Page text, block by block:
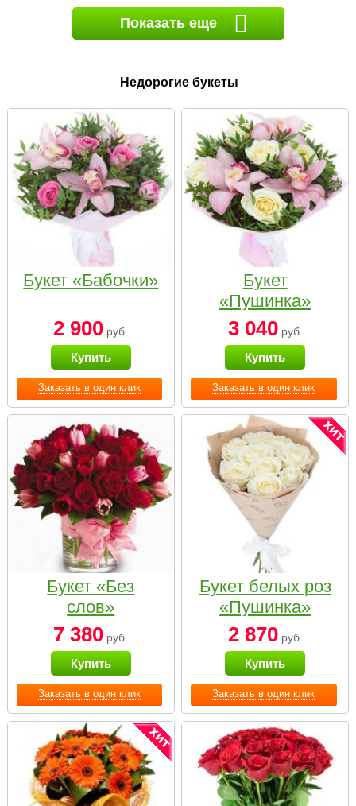
Показать еще
Недорогие букеты
Заказать в один клик
Букет «Бабочки»
2 900 руб.
Купить
Заказать в один клик
Букет
«Пушинка»
3 040руб.
Купить
Заказать в один клик
Букет «Без
слов»
7 380 руб.
Купить
Заказать в один клик
Букет белых роз
«Пушинка»
2 870руб.
Купить